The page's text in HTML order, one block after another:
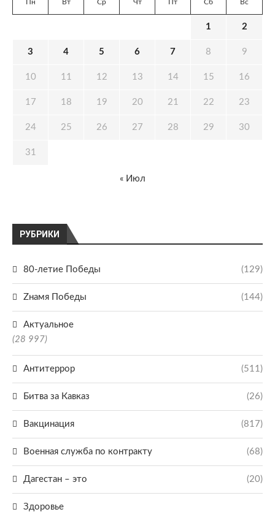
РУБРИКИ
80-летие Победы (129)
Zнамя Победы (144)
Актуальное
(28 997)
Антитеррор (511)
Битва за Кавказ (26)
Вакцинация (817)
Военная служба по контракту (68)
Дагестан – это (20)
Здоровье
Пн Вт Ср Чт Пт Сб Вс
1 2
3 4 5 6 7 8 9
10 11 12 13 14 15 16
17 18 19 20 21 22 23
24 25 26 27 28 29 30
31
« Июл